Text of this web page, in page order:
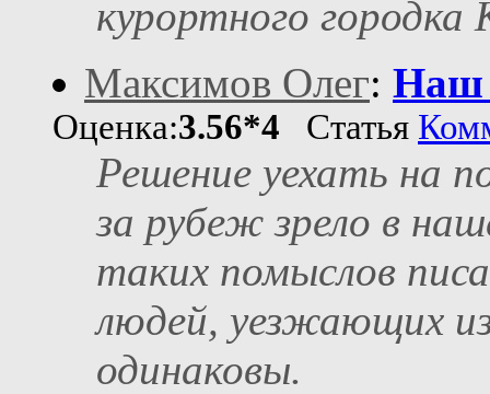
курортного
Максимов Олег: Наш
Оценка:3.56*4 Статья
Решение уехать на
за рубеж зрело в
таких помыслов
людей, уезжающих
одинаковы.